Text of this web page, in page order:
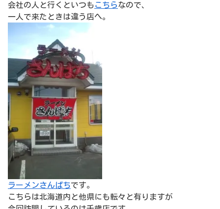
会社の人と行くといつも こちらなので、
一人で来たときは違う店へ。
ラーメンさんぱちです。
こちらは北海道内と他県にも転々と有りますが